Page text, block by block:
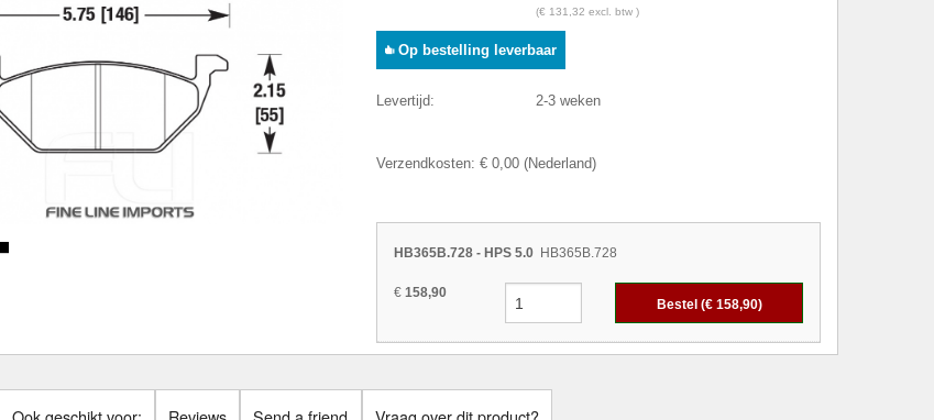
(€ 131,32 excl. btw )
Op bestelling leverbaar
Levertijd: 2-3 weken
Verzendkosten: € 0,00 (Nederland)
HB365B.728 - HPS 5.0 HB365B.728
€ 158,90
Bestel (€ 158,90)